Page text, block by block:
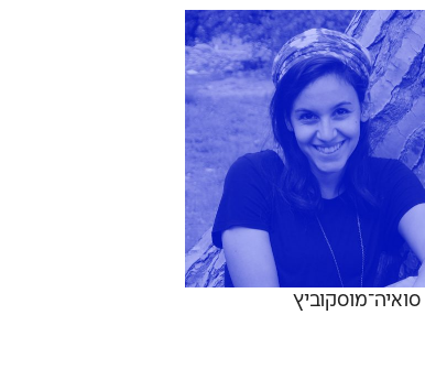
סואיה־מוסקוביץ